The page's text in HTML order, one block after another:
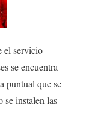
el servicio
se encuentra
puntual que se
se instalen las